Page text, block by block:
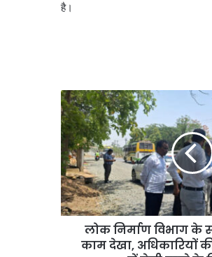
है।
लोक निर्माण विभाग के
काम देखा, अधिकारियों